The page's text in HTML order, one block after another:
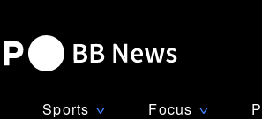
Sports ∨ Focus ∨